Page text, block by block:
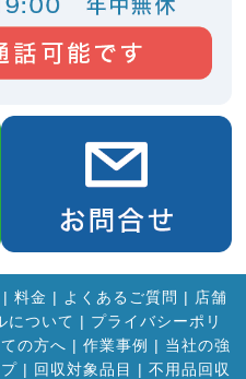
| 料金 | よくあるご質問 | 店舗
について | プライバシーポリ
の方へ | 作業事例 | 当社の強
| 回収対象品目 | 不用品回収